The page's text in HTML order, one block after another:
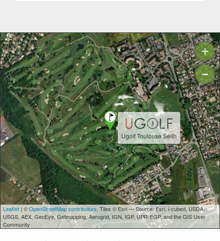
Ugolf Toulouse Seilh
+
−
Leaflet | ©OpenStreetMap contributors , Tiles © Esri — Source: Esri, i-cubed, USDA,
USGS, AEX, GeoEye, Getmapping, Aerogrid, IGN, IGP, UPR-EGP, and the GIS User
Community